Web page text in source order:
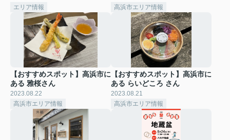
エリア情報
高浜市エリア情報
【おすすめスポット】高浜市に
ある 雅桜さん
2023.08.22
高浜市エリア情報
【おすすめスポット】高浜市に
ある らいどころ さん
2023.08.21
高浜市エリア情報